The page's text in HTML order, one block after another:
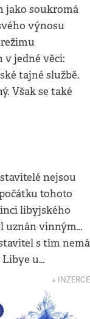
jako soukromá
výnosu
jedné věci:
tajné službě.
Však se také
nejsou
tohoto
libyjského
uznán vinným…
s tím nemá
Libye u…
↓ INZERCE